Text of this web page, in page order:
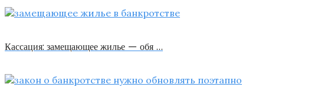
Кассация: замещающее жилье — обя …